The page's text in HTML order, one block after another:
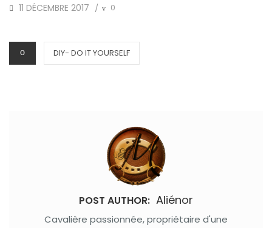
POSTED
11 DÉCEMBRE 2017 / 0
CATEGORIES
DIY- DO IT YOURSELF
POST AUTHOR: Aliénor
Cavalière passionnée, propriétaire d'une